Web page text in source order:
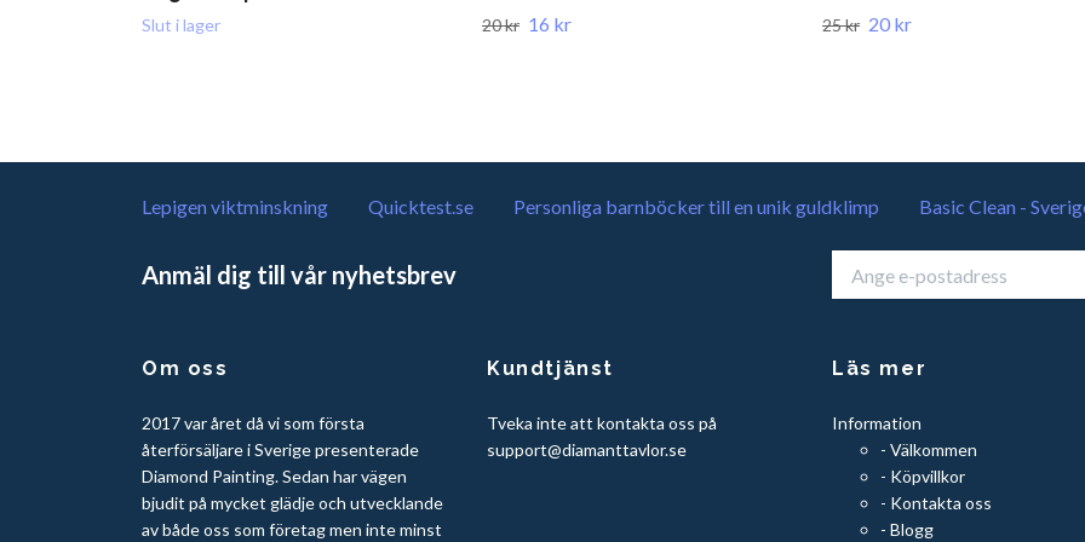
Slut i lager 20 kr 16 kr 25 kr 20 kr
Lepigen viktminskning Quicktest.se Personliga barnböcker till en unik guldklimp Basic Clean -
Anmäl dig till vår nyhetsbrev
Om oss
2017 var året då vi som första
återförsäljare i Sverige presenterade
Diamond Painting. Sedan har vägen
bjudit på mycket glädje och utvecklande
av både oss som företag men inte minst
Kundtjänst
Tveka inte att kontakta oss på
support@diamanttavlor.se
Läs mer
Information
- Välkommen
- Köpvillkor
- Kontakta oss
- Blogg